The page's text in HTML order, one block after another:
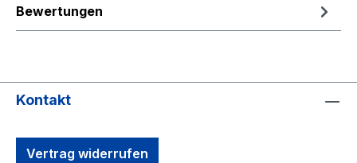
Bewertungen
Kontakt
Vertrag widerrufen